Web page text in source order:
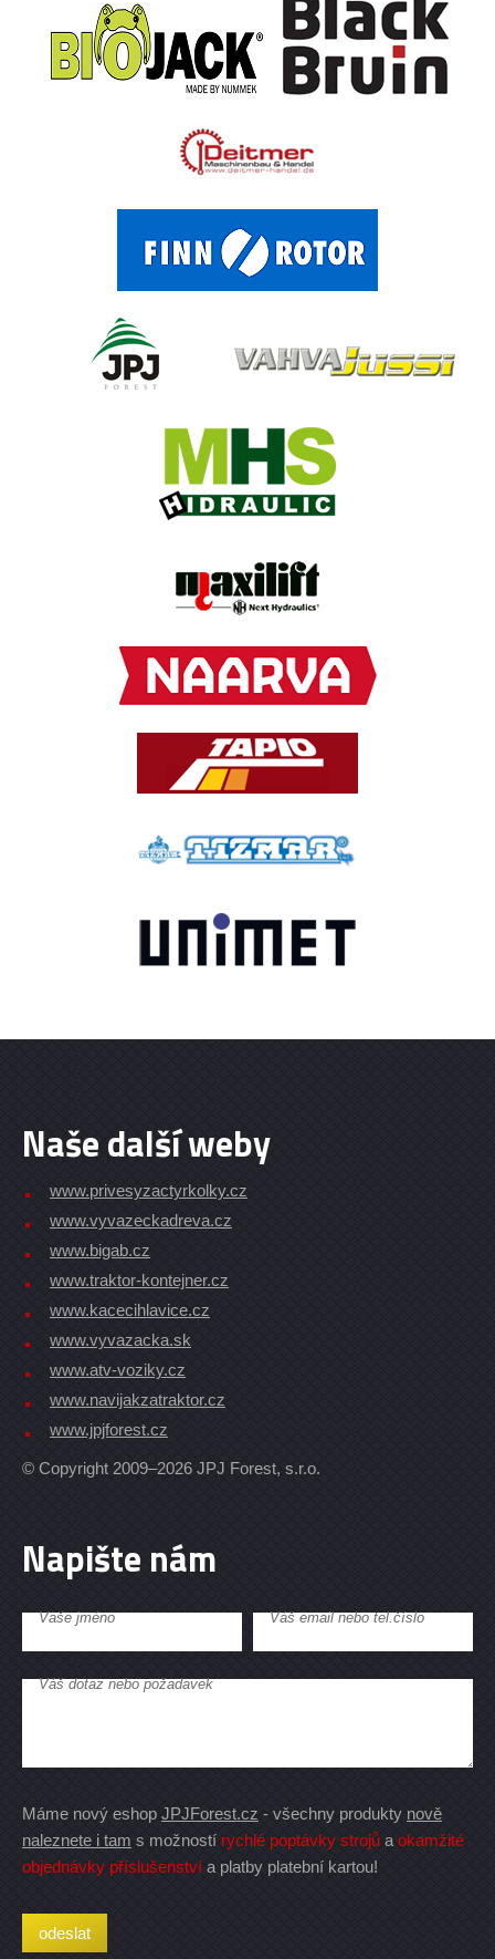
Naše další weby
www.privesyzactyrkolky.cz
www.vyvazeckadreva.cz
www.bigab.cz
www.traktor-kontejner.cz
www.kacecihlavice.cz
www.vyvazacka.sk
www.atv-voziky.cz
www.navijakzatraktor.cz
www.jpjforest.cz
© Copyright 2009–2026 JPJ Forest, s.r.o.
Napište nám
Vaše jméno Váš email nebo tel.číslo
Váš dotaz nebo požadavek
Máme nový eshop JPJForest.cz - všechny produkty nově
naleznete i tam s možností rychlé poptávky strojů a okamžité
objednávky příslušenství a platby platební kartou!